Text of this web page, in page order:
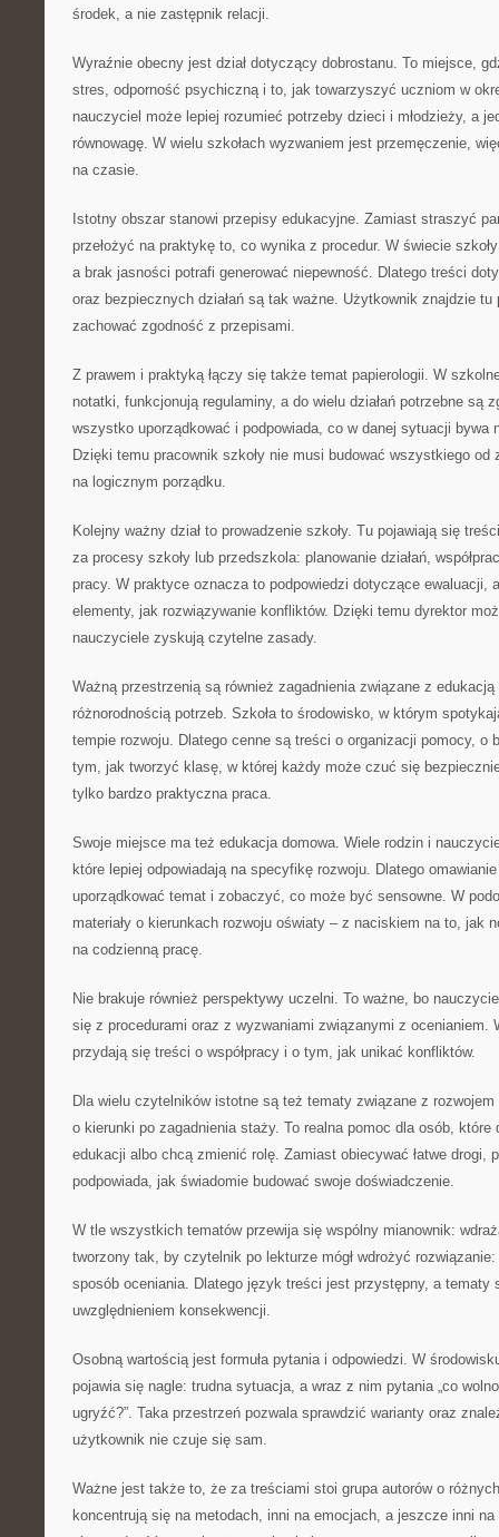
środek, a nie zastępnik relacji.
Wyraźnie obecny jest dział dotyczący dobrostanu. To miejsce,
stres, odporność psychiczną i to, jak towarzyszyć uczniom w
nauczyciel może lepiej rozumieć potrzeby dzieci i młodzieży, a
równowagę. W wielu szkołach wyzwaniem jest przemęczenie,
na czasie.
Istotny obszar stanowi przepisy edukacyjne. Zamiast straszyć
przełożyć na praktykę to, co wynika z procedur. W świecie
a brak jasności potrafi generować niepewność. Dlatego treści
oraz bezpiecznych działań są tak ważne. Użytkownik znajdzie tu
zachować zgodność z przepisami.
Z prawem i praktyką łączy się także temat papierologii. W
notatki, funkcjonują regulaminy, a do wielu działań potrzebne są
wszystko uporządkować i podpowiada, co w danej sytuacji bywa
Dzięki temu pracownik szkoły nie musi budować wszystkiego
na logicznym porządku.
Kolejny ważny dział to prowadzenie szkoły. Tu pojawiają się
za procesy szkoły lub przedszkola: planowanie działań,
pracy. W praktyce oznacza to podpowiedzi dotyczące ewaluacji,
elementy, jak rozwiązywanie konfliktów. Dzięki temu dyrektor
nauczyciele zyskują czytelne zasady.
Ważną przestrzenią są również zagadnienia związane z
różnorodnością potrzeb. Szkoła to środowisko, w którym
tempie rozwoju. Dlatego cenne są treści o organizacji pomocy, o
tym, jak tworzyć klasę, w której każdy może czuć się
tylko bardzo praktyczna praca.
Swoje miejsce ma też edukacja domowa. Wiele rodzin i
które lepiej odpowiadają na specyfikę rozwoju. Dlatego
uporządkować temat i zobaczyć, co może być sensowne. W
materiały o kierunkach rozwoju oświaty – z naciskiem na to, jak
na codzienną pracę.
Nie brakuje również perspektywy uczelni. To ważne, bo
się z procedurami oraz z wyzwaniami związanymi z ocenianiem.
przydają się treści o współpracy i o tym, jak unikać konfliktów.
Dla wielu czytelników istotne są też tematy związane z
o kierunki po zagadnienia staży. To realna pomoc dla osób, które
edukacji albo chcą zmienić rolę. Zamiast obiecywać łatwe drogi,
podpowiada, jak świadomie budować swoje doświadczenie.
W tle wszystkich tematów przewija się wspólny mianownik:
tworzony tak, by czytelnik po lekturze mógł wdrożyć
sposób oceniania. Dlatego język treści jest przystępny, a tematy
uwzględnieniem konsekwencji.
Osobną wartością jest formuła pytania i odpowiedzi. W
pojawia się nagle: trudna sytuacja, a wraz z nim pytania „co
ugryźć?”. Taka przestrzeń pozwala sprawdzić warianty oraz
użytkownik nie czuje się sam.
Ważne jest także to, że za treściami stoi grupa autorów o
koncentrują się na metodach, inni na emocjach, a jeszcze inni